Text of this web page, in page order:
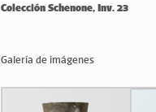
Colección Schenone, Inv. 23
Galería de imágenes